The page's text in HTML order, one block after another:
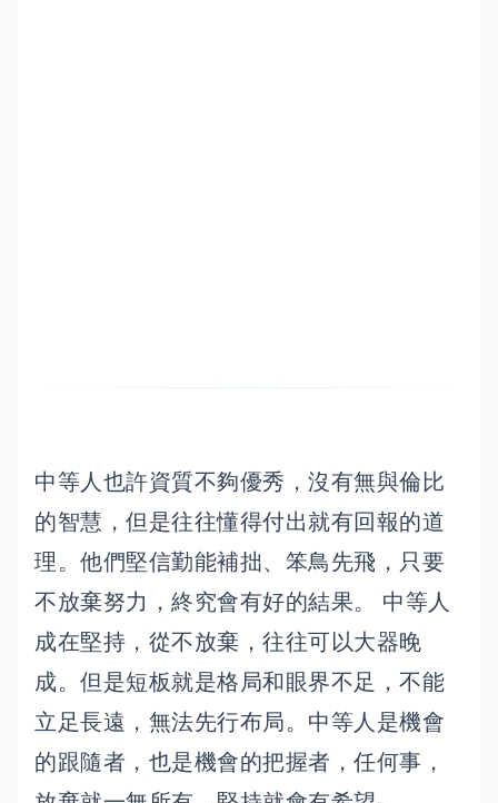
中等人也許資質不夠優秀，沒有無與倫比
的智慧，但是往往懂得付出就有回報的道
理。他們堅信勤能補拙、笨鳥先飛，只要
不放棄努力，終究會有好的結果。 中等人
成在堅持，從不放棄，往往可以大器晚
成。但是短板就是格局和眼界不足，不能
立足長遠，無法先行布局。中等人是機會
的跟隨者，也是機會的把握者，任何事，